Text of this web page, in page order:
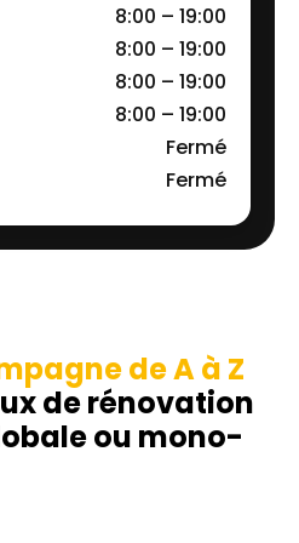
8:00 – 19:00
8:00 – 19:00
8:00 – 19:00
8:00 – 19:00
Fermé
Fermé
de A à Z
de rénovation
ou mono-